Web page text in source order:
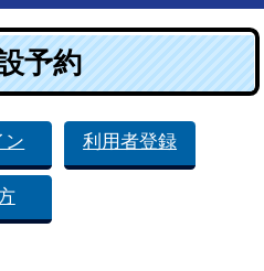
予約
ン 利用者登録